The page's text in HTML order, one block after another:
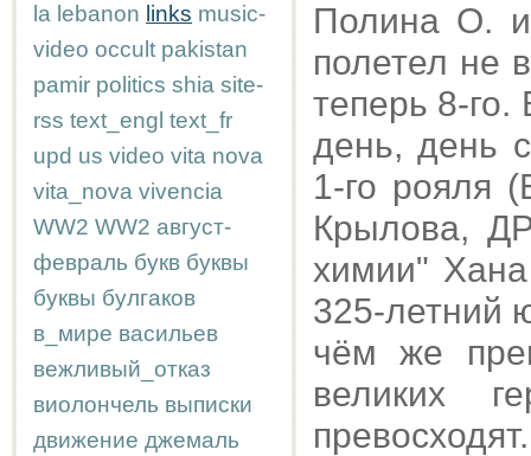
la lebanon links music-
video occult pakistan
pamir politics shia site-
rss text_engl text_fr
upd us video vita nova
vita_nova vivencia
WW2 WW2 август-
февраль букв буквы
буквы булгаков
в_мире васильев
вежливый_отказ
виолончель выписки
движение джемаль
Полина О.
полетел не
теперь 8-
день, день
1-го рояля
Крылова,
химии"
325-летний
чём же
великих
превосходят.